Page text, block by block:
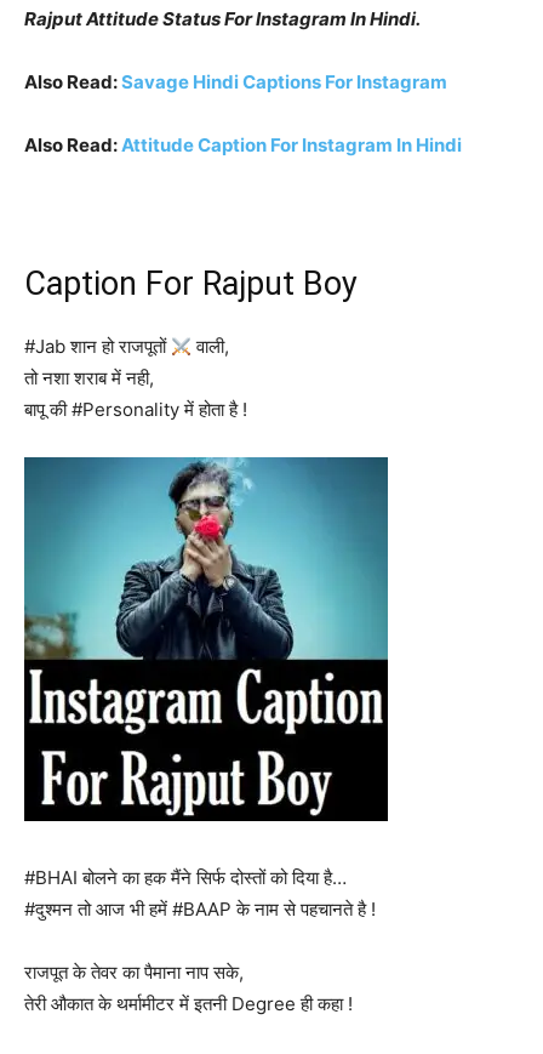
Rajput Attitude Status For Instagram In Hindi.
Also Read:Savage Hindi Captions For Instagram
Also Read:Attitude Caption For Instagram In Hindi
Caption For Rajput Boy
#Jab शान हो राजपूतों
वाली,
तो नशा शराब में नही,
बापू की #Personality में होता है !
#BHAI बोलने का हक मैंने सिर्फ दोस्तों को दिया है…
#दुश्मन तो आज भी हमें #BAAP के नाम से पहचानते है !
राजपूत के तेवर का पैमाना नाप सके,
तेरी औकात के थर्मामीटर में इतनी Degree ही कहा !